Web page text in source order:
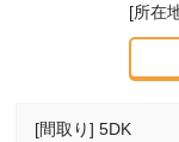
[所在
[間取り] 5DK